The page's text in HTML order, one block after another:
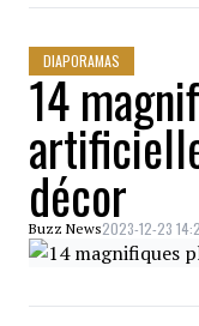
DIAPORAMAS
14
décor
Buzz News2023-12-23